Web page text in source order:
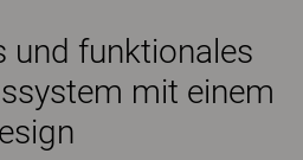
und funktionales
mit einem